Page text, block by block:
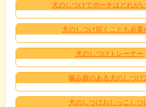
犬のしつけでポーチはどれが
犬のしつけ叩くことも必要
犬のしつけトレーナー
噛み癖のある犬のしつけ
犬のしつけおしっこしつ